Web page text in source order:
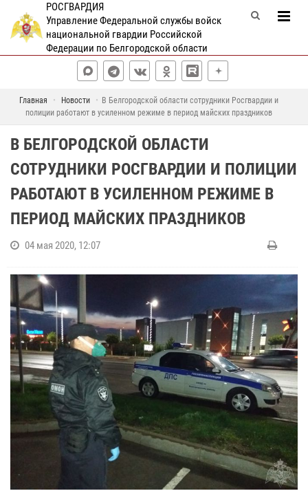
РОСГВАРДИЯ
Управление Федеральной службы войск
национальной гвардии Российской
Федерации по Белгородской области
Главная Новости
В Белгородской области сотрудники Росгвардии и
полиции работают в усиленном режиме в период майских праздников
В БЕЛГОРОДСКОЙ ОБЛАСТИ
СОТРУДНИКИ РОСГВАРДИИ И ПОЛИЦИИ
РАБОТАЮТ В УСИЛЕННОМ РЕЖИМЕ В
ПЕРИОД МАЙСКИХ ПРАЗДНИКОВ
04 мая 2020, 12:07